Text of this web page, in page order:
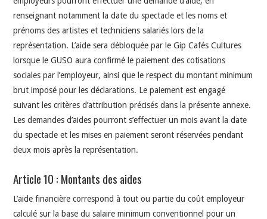
renseignant notamment la date du spectacle et les noms et
prénoms des artistes et techniciens salariés lors de la
représentation. L’aide sera débloquée par le Gip Cafés Cultures
lorsque le GUSO aura confirmé le paiement des cotisations
sociales par l’employeur, ainsi que le respect du montant minimum
brut imposé pour les déclarations. Le paiement est engagé
suivant les critères d’attribution précisés dans la présente annexe.
Les demandes d’aides pourront s’effectuer un mois avant la date
du spectacle et les mises en paiement seront réservées pendant
deux mois après la représentation.
Article 10 : Montants des aides
L’aide financière correspond à tout ou partie du coût employeur
calculé sur la base du salaire minimum conventionnel pour un